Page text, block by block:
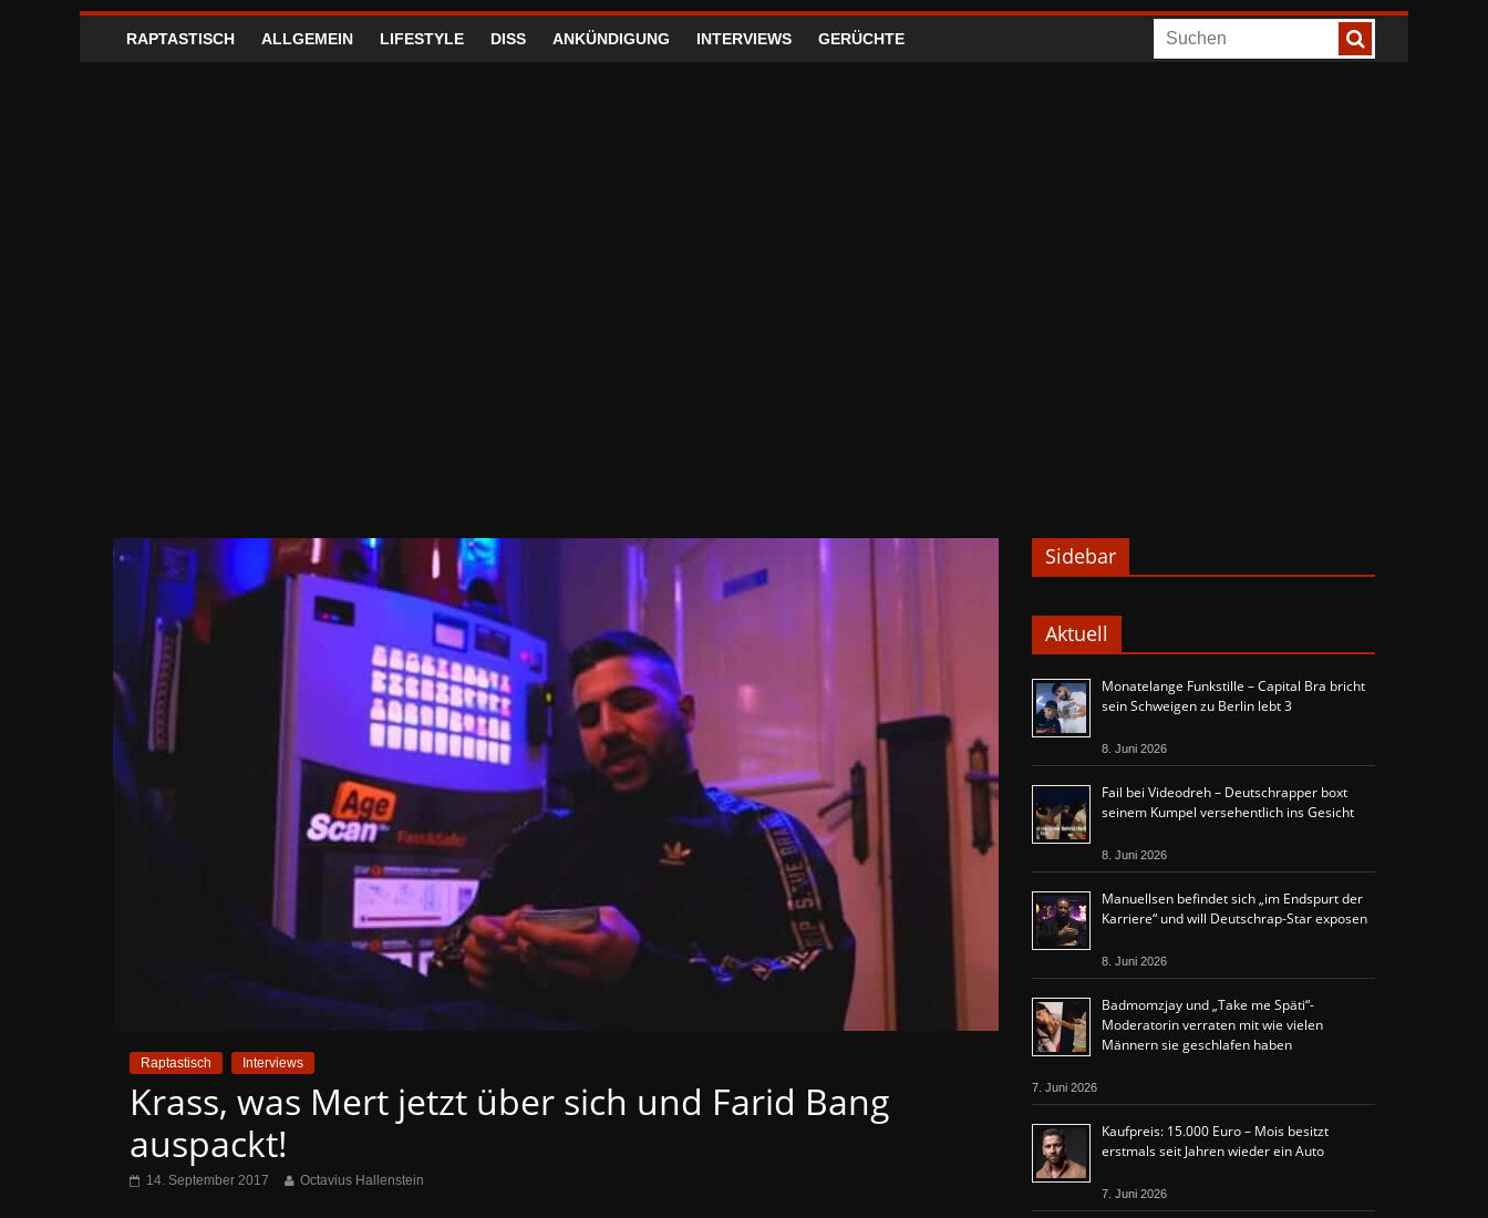
RAPTASTISCH ALLGEMEIN LIFESTYLE DISS ANKÜNDIGUNG INTERVIEWS GERÜCHTE
Raptastisch Interviews
Krass, was Mert jetzt über sich und Farid Bang
auspackt!
14. September 2017 Octavius Hallenstein
Sidebar
Aktuell
Monatelange Funkstille – Capital Bra bricht
sein Schweigen zu Berlin lebt 3
8. Juni 2026
Fail bei Videodreh – Deutschrapper boxt
seinem Kumpel versehentlich ins Gesicht
8. Juni 2026
Manuellsen befindet sich „im Endspurt der
Karriere“ und will Deutschrap-Star exposen
8. Juni 2026
Badmomzjay und „Take me Späti“-
Moderatorin verraten mit wie vielen
Männern sie geschlafen haben
7. Juni 2026
Kaufpreis: 15.000 Euro – Mois besitzt
erstmals seit Jahren wieder ein Auto
7. Juni 2026